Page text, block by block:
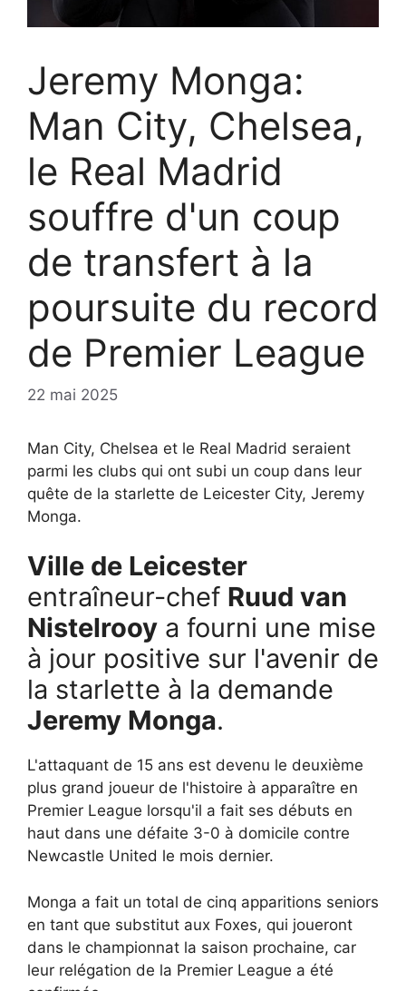
Jeremy Monga:
Man City, Chelsea,
le Real Madrid
souffre d'un coup
de transfert à la
poursuite du record
de Premier League
22 mai 2025
Man City, Chelsea et le Real Madrid seraient
parmi les clubs qui ont subi un coup dans leur
quête de la starlette de Leicester City, Jeremy
Monga.
Ville de Leicester
entraîneur-chef Ruud van
Nistelrooy a fourni une mise
à jour positive sur l'avenir de
la starlette à la demande
Jeremy Monga.
L'attaquant de 15 ans est devenu le deuxième
plus grand joueur de l'histoire à apparaître en
Premier League lorsqu'il a fait ses débuts en
haut dans une défaite 3-0 à domicile contre
Newcastle United le mois dernier.
Monga a fait un total de cinq apparitions seniors
en tant que substitut aux Foxes, qui joueront
dans le championnat la saison prochaine, car
leur relégation de la Premier League a été